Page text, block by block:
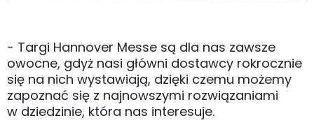
- Targi Hannover Messe są dla nas zawsze
owocne, gdyż nasi główni dostawcy rokrocznie
się na nich wystawiają, dzięki czemu możemy
zapoznać się z najnowszymi rozwiązaniami
w dziedzinie, która nas interesuje.